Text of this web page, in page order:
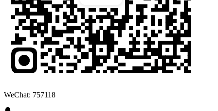
WeChat: 757118